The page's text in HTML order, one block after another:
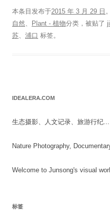
本条目发布于2015 年 3 月 29 日
自然、 Plant - 植物分类，被贴了
苏、 浦口 标签。
IDEALERA.COM
生态摄影、人文记录、旅游行纪
Nature Photography,
Welcome to Junsong's visual
标签